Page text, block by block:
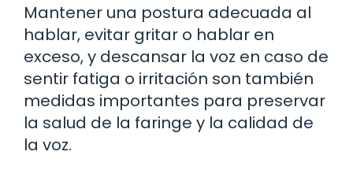
Mantener una postura adecuada al
hablar, evitar gritar o hablar en
exceso, y descansar la voz en caso de
sentir fatiga o irritación son también
medidas importantes para preservar
la salud de la faringe y la calidad de
la voz.